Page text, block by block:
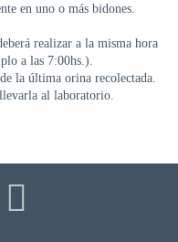
en uno o más bidones.
realizar a la misma hora
a las 7:00hs.).
la última orina recolectada.
al laboratorio.